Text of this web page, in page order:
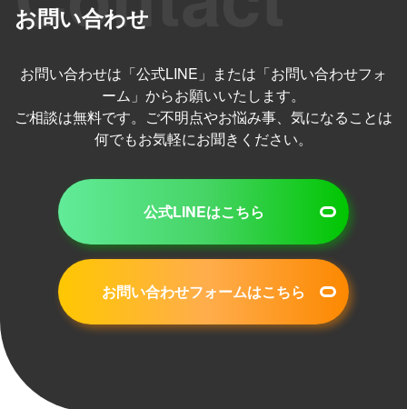
お問い合わせ
お問い合わせは「公式LINE」または「お問い合わせフォ
ーム」からお願いいたします。
ご相談は無料です。ご不明点やお悩み事、気になることは
何でもお気軽にお聞きください。
公式LINEはこちら
お問い合わせフォームはこちら